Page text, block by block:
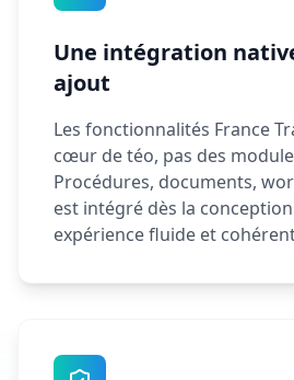
Une intégration
ajout
Les fonctionnalités France
cœur de téo, pas des
Procédures, documents,
est intégré dès la
expérience fluide et